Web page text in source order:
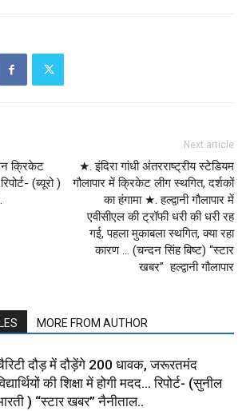
क्रिकेट
(ब्यूरो )
Next article
★. इंदिरा गांधी अंतरराष्ट्रीय स्टेडियम
गौलापार में क्रिकेट लीग स्थगित, दर्शकों
का हंगामा ★. हल्द्वानी गौलापार में
एवीसीएल की ट्रॉफी धरी की धरी रह
गई, पहला मुकाबला स्थगित, क्या रहा
कारण … (चन्दन सिंह बिष्ट) “स्टार
खबर” हल्द्वानी गौलापार
MORE FROM AUTHOR
दौड़ में दौड़ेंगे 200 धावक, जरूरतमंद
की शिक्षा में होगी मदद… रिपोर्ट- (सुनील
) “स्टार खबर” नैनीताल..